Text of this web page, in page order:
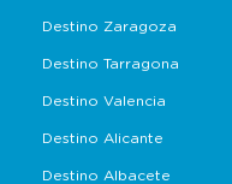
Destino Zaragoza
Destino Tarragona
Destino Valencia
Destino Alicante
Destino Albacete